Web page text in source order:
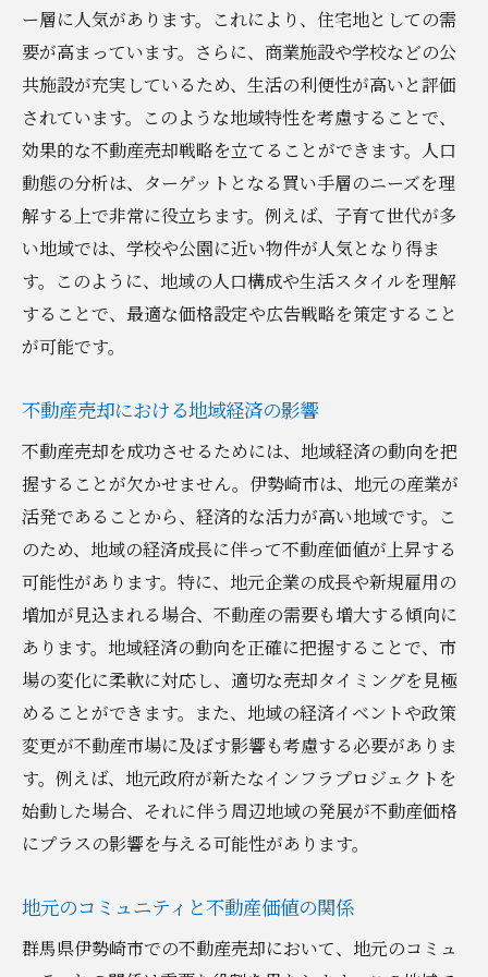
成功する査定のためのデータ活用法
効果的な不動産売却を導く戦略とは
ターゲットバイヤーを明確にする
プロの写真とオンラインリスティングの活
用
不動産市場での競争力を高める方法
オープンハウスとプライベートショーの利
点
広告とプロモーションの効果的な使い方
価格交渉のスキルを磨く
とは
季節要因が不動産売却に与える影響
経済情勢を考慮した売却時期の選定
住宅ローン金利の動向と売却タイミング
売却タイミングを決定する重要な指標
不動産市況のサイクルを理解する
効果的な売却計画のためのタイムライン作
成
地元不動産会社との連携で売却を成功させる方
法
地元不動産会社の選び方と見極め方
プロフェッショナルのネットワークを活用
する
ション
地元市場の専門知識を最大限に活かす
ー層に人気があります。これにより、住宅地としての需
要が高まっています。さらに、商業施設や学校などの公
共施設が充実しているため、生活の利便性が高いと評価
されています。このような地域特性を考慮することで、
効果的な不動産売却戦略を立てることができます。人口
動態の分析は、ターゲットとなる買い手層のニーズを理
解する上で非常に役立ちます。例えば、子育て世代が多
い地域では、学校や公園に近い物件が人気となり得ま
す。このように、地域の人口構成や生活スタイルを理解
することで、最適な価格設定や広告戦略を策定すること
が可能です。
不動産売却における地域経済の影響
不動産売却を成功させるためには、地域経済の動向を把
握することが欠かせません。伊勢崎市は、地元の産業が
活発であることから、経済的な活力が高い地域です。こ
のため、地域の経済成長に伴って不動産価値が上昇する
可能性があります。特に、地元企業の成長や新規雇用の
増加が見込まれる場合、不動産の需要も増大する傾向に
あります。地域経済の動向を正確に把握することで、市
場の変化に柔軟に対応し、適切な売却タイミングを見極
めることができます。また、地域の経済イベントや政策
変更が不動産市場に及ぼす影響も考慮する必要がありま
す。例えば、地元政府が新たなインフラプロジェクトを
始動した場合、それに伴う周辺地域の発展が不動産価格
にプラスの影響を与える可能性があります。
地元のコミュニティと不動産価値の関係
群馬県伊勢崎市での不動産売却において、地元のコミュ